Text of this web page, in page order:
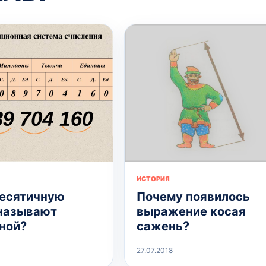
ИСТОРИЯ
Почему появилось
выражение косая
сажень?
27.07.2018